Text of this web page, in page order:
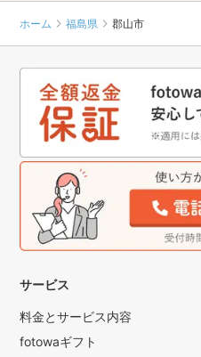
ホーム 福島県 郡山市
サービス
料金とサービス内容
fotowaギフト